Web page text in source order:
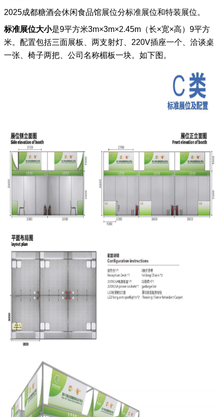
2025成都糖酒会休闲食品馆展位分标准展位和特装展位。
标准展位大小是9平方米3m×3m×2.45m（长×宽×高）9平方
米。配置包括三面展板、两支射灯、220V插座一个、洽谈桌
一张、椅子两把、公司名称楣板一块。如下图。